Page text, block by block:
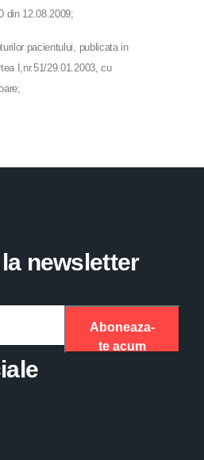
din 12.08.2009;
pacientului, publicata in
I,nr.51/29.01.2003, cu
newsletter
Aboneaza-
te acum